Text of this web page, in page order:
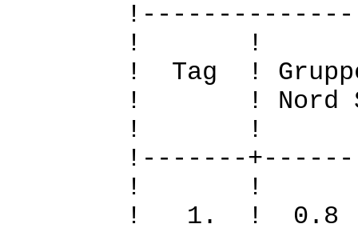
!
! Tag !
! ! Nord
!
!-------
!
! 1. ! 0.8